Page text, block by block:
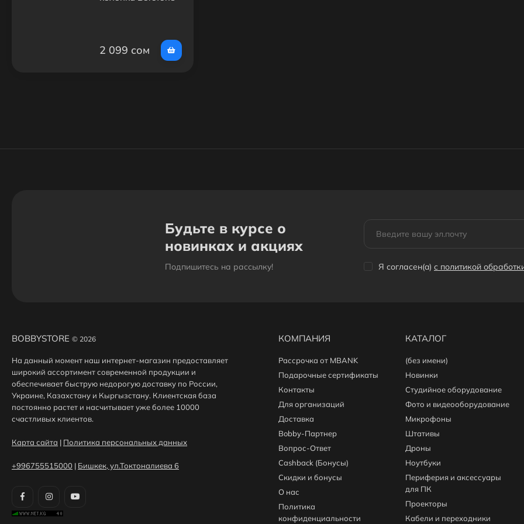
2 099 сом
Будьте в курсе о
новинках и акциях
Подпишитесь на рассылкy! Я согласен(a) с политикой
BOBBYSTORE © 2026
На данный момент наш интернет-магазин предоставляет
широкий ассортимент современной продукции и
обеспечивает быструю недорогую доставку по России,
Украине, Казахстану и Кыргызстану. Клиентская база
постоянно растет и насчитывает уже более 10000
счастливых клиентов.
Карта сайта | Политика персональных данных
+996755515000 | Бишкек, ул.Токтоналиева 6
КОМПАНИЯ
Рассрочка от MBANK
Подарочные сертификаты
Контакты
Для организаций
Доставка
Bobby-Партнер
Вопрос-Ответ
Cashback (Бонусы)
Скидки и бонусы
О нас
Политика
конфиденциальности
КАТАЛОГ
(без имени)
Новинки
Студийное оборудование
Фото и видеооборудование
Микрофоны
Штативы
Дроны
Ноутбуки
Периферия и аксессуары
для ПК
Проекторы
Кабели и переходники